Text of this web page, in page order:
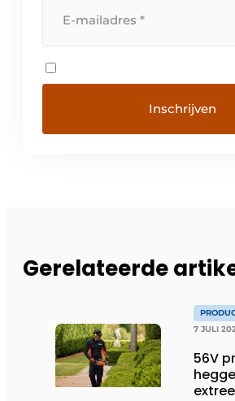
Gerelateerde
7 JULI
56V